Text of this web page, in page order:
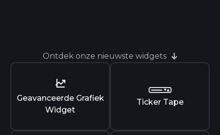
Ontdek onze nieuwste widgets
Geavanceerde Grafiek
Widget
Ticker Tape